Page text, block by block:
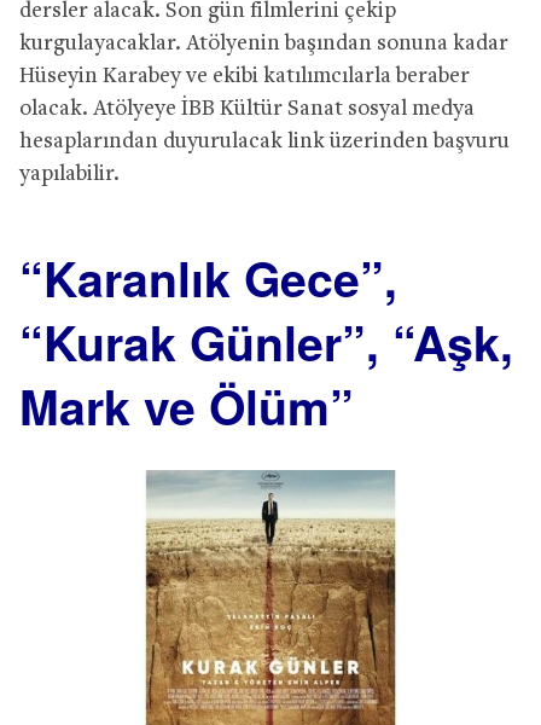
dersler alacak. Son gün filmlerini çekip
kurgulayacaklar. Atölyenin başından sonuna kadar
Hüseyin Karabey ve ekibi katılımcılarla beraber
olacak. Atölyeye İBB Kültür Sanat sosyal medya
hesaplarından duyurulacak link üzerinden başvuru
yapılabilir.
“Karanlık Gece”,
“Kurak Günler”, “Aşk,
Mark ve Ölüm”